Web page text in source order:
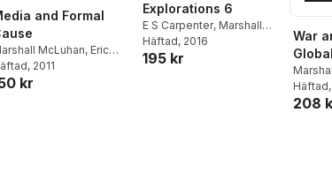
and Formal
McLuhan, Eric
, 2011
kr
Explorations 6
E S Carpenter, Marshall
McLuhan
Häftad, 2016
195 kr
War
Fiore
Häftad
208